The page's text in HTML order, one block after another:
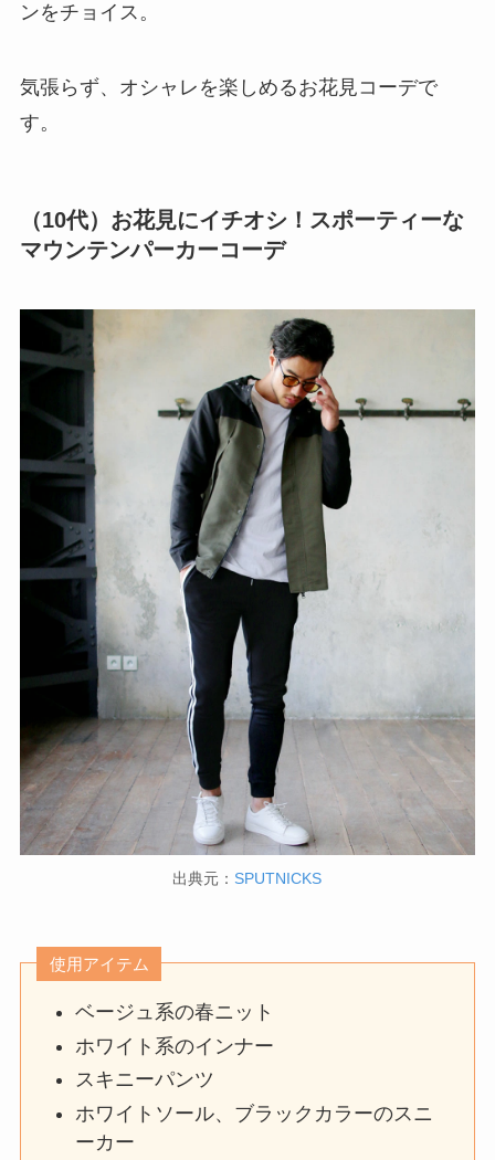
ンをチョイス。
気張らず、オシャレを楽しめるお花見コーデで
す。
（10代）お花見にイチオシ！スポーティーな
マウンテンパーカーコーデ
出典元： SPUTNICKS
使用アイテム
ベージュ系の春ニット
ホワイト系のインナー
スキニーパンツ
ホワイトソール、ブラックカラーのスニ
ーカー